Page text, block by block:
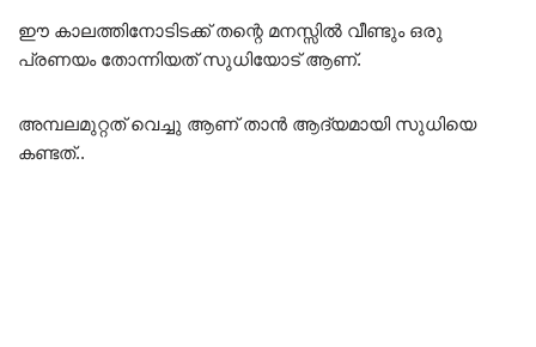
ഈ കാലത്തിനോടിടക്ക് തന്റെ മനസ്സിൽ വീണ്ടും ഒരു
പ്രണയം തോന്നിയത് സുധിയോട് ആണ്.
അമ്പലമുറ്റത് വെച്ചു ആണ് താൻ ആദ്യമായി സുധിയെ
കണ്ടത്..